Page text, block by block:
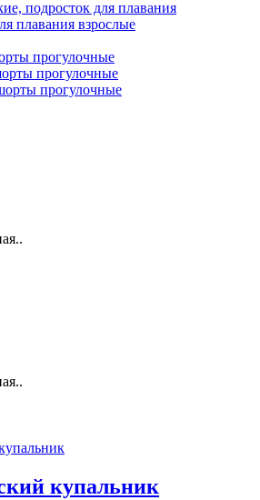
подросток для плавания
плавания взрослые
прогулочные
прогулочные
прогулочные
купальник